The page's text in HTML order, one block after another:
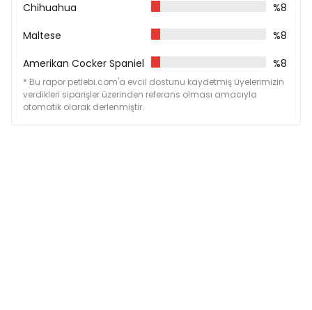
Chihuahua
%8
Maltese
%8
Amerikan Cocker Spaniel
%8
* Bu rapor petlebi.com'a evcil dostunu kaydetmiş üyelerimizin
verdikleri siparişler üzerinden referans olması amacıyla
otomatik olarak derlenmiştir.